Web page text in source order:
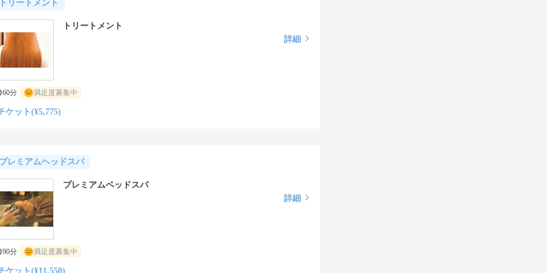
リートメント
トリートメント
詳細
60分 満足度募集中
ケット(¥5,775)
レミアムヘッドスパ
プレミアムベッドスパ
詳細
90分 満足度募集中
ケット(¥11,550)